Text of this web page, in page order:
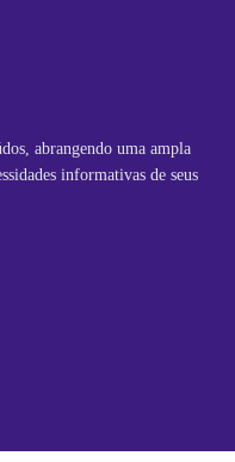
abrangendo uma ampla
informativas de seus